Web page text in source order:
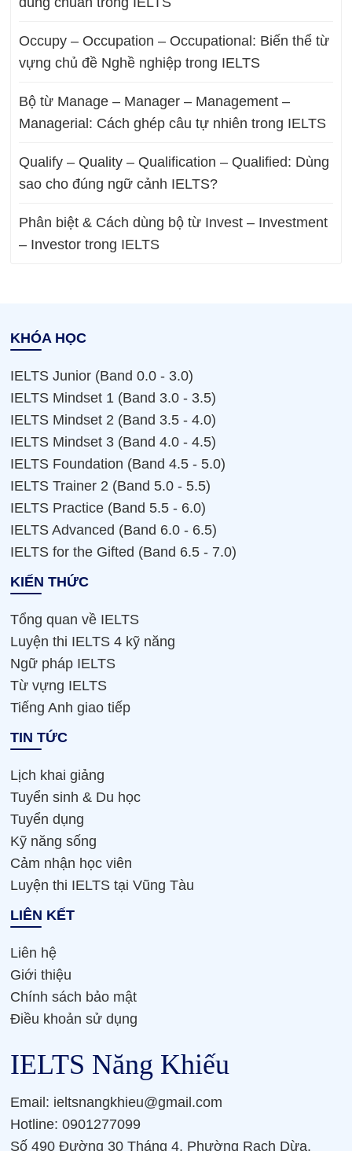
Occupy – Occupation – Occupational: Biến thể từ
vựng chủ đề Nghề nghiệp trong IELTS
Bộ từ Manage – Manager – Management –
Managerial: Cách ghép câu tự nhiên trong IELTS
Qualify – Quality – Qualification – Qualified: Dùng
sao cho đúng ngữ cảnh IELTS?
Phân biệt & Cách dùng bộ từ Invest – Investment
– Investor trong IELTS
KHÓA HỌC
IELTS Junior (Band 0.0 - 3.0)
IELTS Mindset 1 (Band 3.0 - 3.5)
IELTS Mindset 2 (Band 3.5 - 4.0)
IELTS Mindset 3 (Band 4.0 - 4.5)
IELTS Foundation (Band 4.5 - 5.0)
IELTS Trainer 2 (Band 5.0 - 5.5)
IELTS Practice (Band 5.5 - 6.0)
IELTS Advanced (Band 6.0 - 6.5)
IELTS for the Gifted (Band 6.5 - 7.0)
KIẾN THỨC
Tổng quan về IELTS
Luyện thi IELTS 4 kỹ năng
Ngữ pháp IELTS
Từ vựng IELTS
Tiếng Anh giao tiếp
TIN TỨC
Lịch khai giảng
Tuyển sinh & Du học
Tuyển dụng
Kỹ năng sống
Cảm nhận học viên
Luyện thi IELTS tại Vũng Tàu
LIÊN KẾT
Liên hệ
Giới thiệu
Chính sách bảo mật
Điều khoản sử dụng
IELTS Năng Khiếu
Email: ieltsnangkhieu@gmail.com
Hotline: 0901277099
Số 490 Đường 30 Tháng 4, Phường Rạch Dừa,